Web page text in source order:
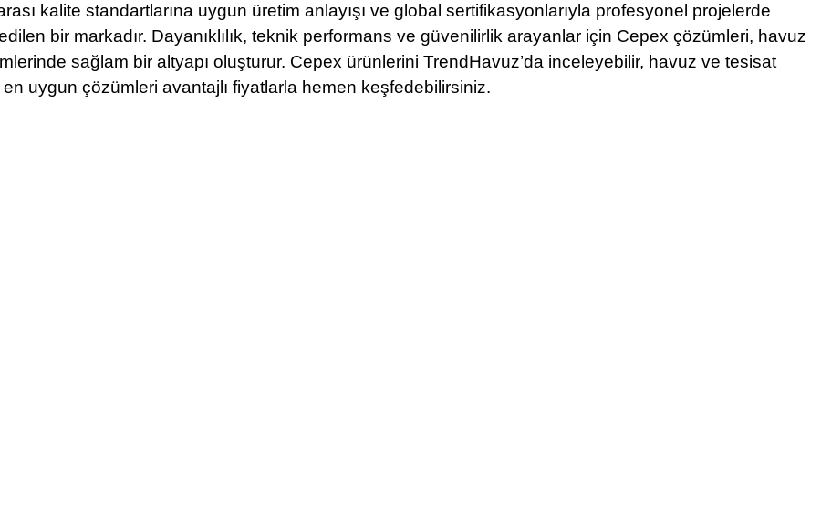
kalite standartlarına uygun üretim anlayışı ve global sertifikasyonlarıyla profesyonel projelerde
bir markadır. Dayanıklılık, teknik performans ve güvenilirlik arayanlar için Cepex çözümleri, havuz
sağlam bir altyapı oluşturur. Cepex ürünlerini TrendHavuz’da inceleyebilir, havuz ve tesisat
uygun çözümleri avantajlı fiyatlarla hemen keşfedebilirsiniz.